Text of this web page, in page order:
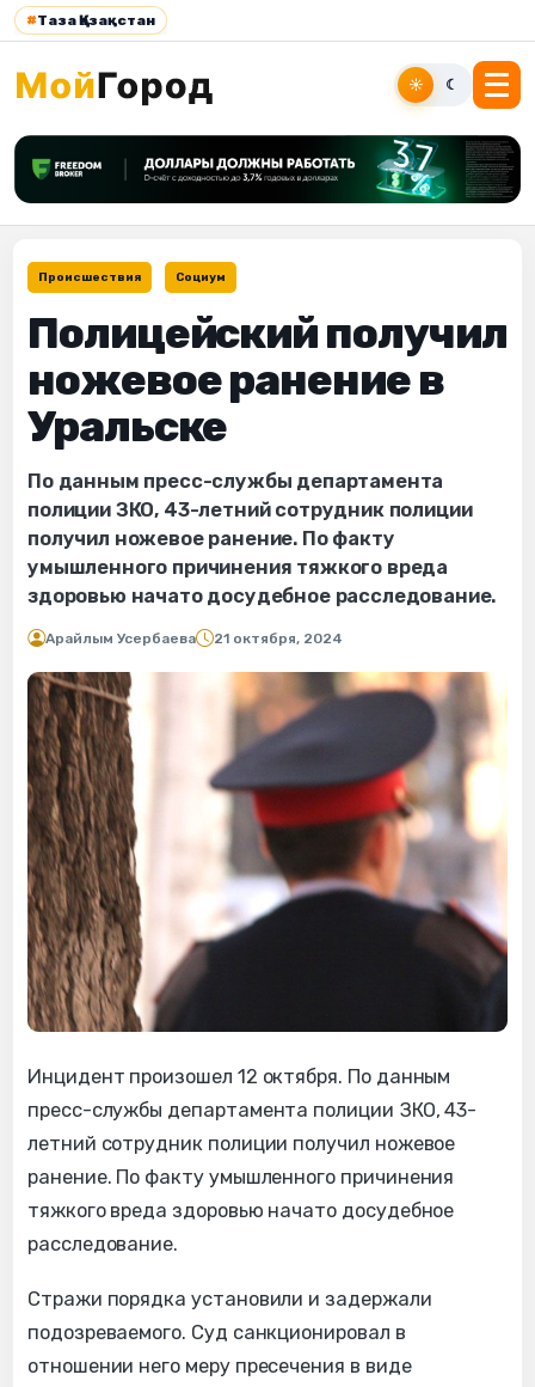
#Таза Қазақстан
☀ ☾
Происшествия Социум
Полицейский получил
ножевое ранение в
Уральске
По данным пресс-службы департамента
полиции ЗКО, 43-летний сотрудник полиции
получил ножевое ранение. По факту
умышленного причинения тяжкого вреда
здоровью начато досудебное расследование.
Арайлым Усербаева 21 октября, 2024
Инцидент произошел 12 октября. По данным
пресс-службы департамента полиции ЗКО, 43-
летний сотрудник полиции получил ножевое
ранение. По факту умышленного причинения
тяжкого вреда здоровью начато досудебное
расследование.
Стражи порядка установили и задержали
подозреваемого. Суд санкционировал в
отношении него меру пресечения в виде